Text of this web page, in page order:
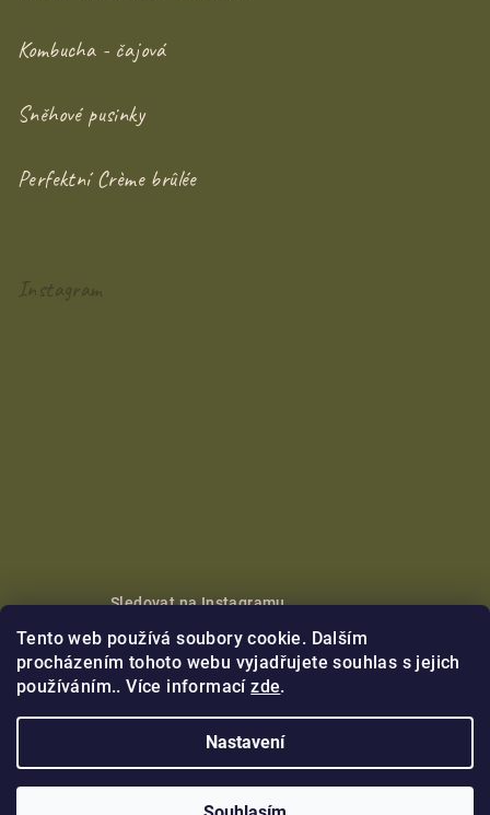
Tento web používá soubory cookie. Dalším
procházením tohoto webu vyjadřujete souhlas s jejich
používáním.. Více informacízde.
Nastavení
Kombucha - čajová
Sněhové pusinky
Perfektní Crème brûlée
Instagram
Sledovat na Instagramu
Copyright 2026Nikoleta Maria. Všechna práva vyhrazena.